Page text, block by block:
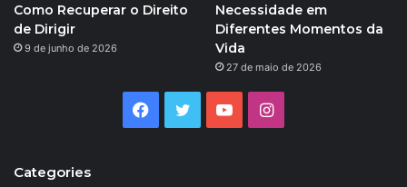
Como Recuperar o Direito
de Dirigir
9 de junho de 2026
Necessidade em
Diferentes Momentos da
Vida
27 de maio de 2026
Facebook
TwitterYouTubeInstagram
Categories